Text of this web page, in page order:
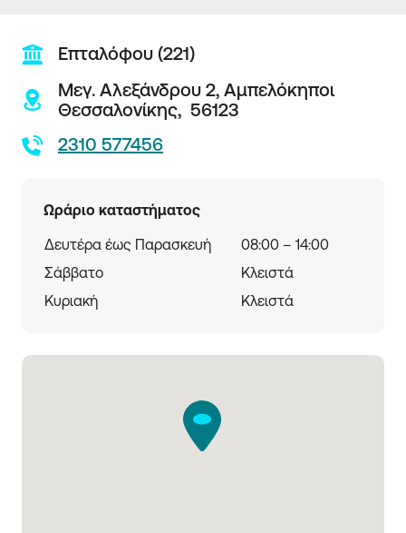
Επταλόφου (221)
Μεγ. Αλεξάνδρου 2, Αμπελόκηποι
Θεσσαλονίκης, 56123
2310 577456
Ωράριο καταστήματος
Δευτέρα έως Παρασκευή
08:00 – 14:00
Σάββατο
Κλειστά
Κυριακή
Κλειστά